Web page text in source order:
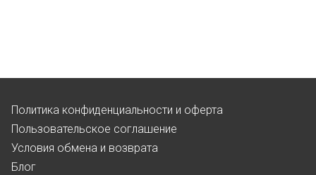
Политика конфиденциальности и оферта
Пользовательское соглашение
Условия обмена и возврата
Блог